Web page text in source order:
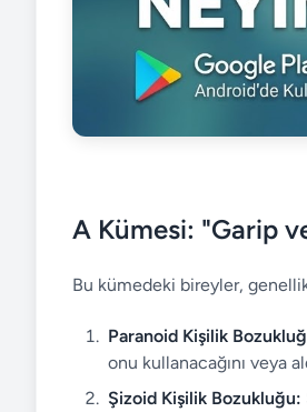
A Kümesi: "Garip
Bu kümedeki bireyler,
Paranoid Kişilik
onu kullanacağını veya
Şizoid Kişilik Bozukluğu: